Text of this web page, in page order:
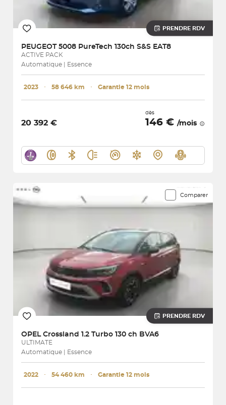
PRENDRE RDV
PEUGEOT 5008 PureTech 130ch S&S EAT8
ACTIVE PACK
Automatique | Essence
2023 ･ 58 646 km ･ Garantie 12 mois
20 392 €
dès
146 € /mois
Comparer
PRENDRE RDV
OPEL Crossland 1.2 Turbo 130 ch BVA6
ULTIMATE
Automatique | Essence
2022 ･ 54 460 km ･ Garantie 12 mois